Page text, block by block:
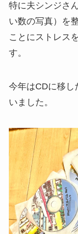
特に夫シンジさ
い数の写真）を
ことにストレス
す。
今年はCDに移し
いました。